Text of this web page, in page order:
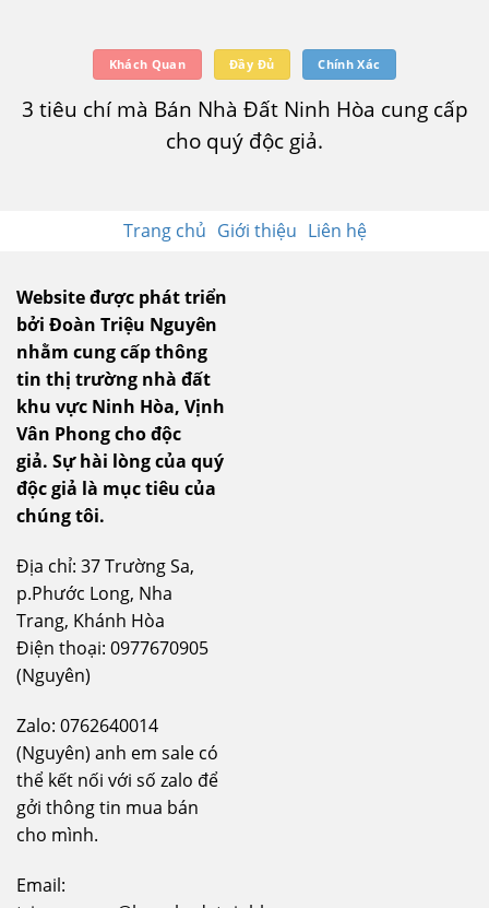
Khách Quan Đầy Đủ Chính Xác
3 tiêu chí mà Bán Nhà Đất Ninh Hòa cung cấp
cho quý độc giả.
Trang chủ Giới thiệu Liên hệ
Website được phát triển
bởi Đoàn Triệu Nguyên
nhằm cung cấp thông
tin thị trường nhà đất
khu vực Ninh Hòa, Vịnh
Vân Phong cho độc
giả. Sự hài lòng của quý
độc giả là mục tiêu của
chúng tôi.
Địa chỉ: 37 Trường Sa,
p.Phước Long, Nha
Trang, Khánh Hòa
Điện thoại: 0977670905
(Nguyên)
Zalo: 0762640014
(Nguyên) anh em sale có
thể kết nối với số zalo để
gởi thông tin mua bán
cho mình.
Email: